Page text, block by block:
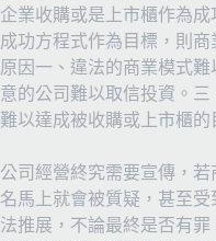
企業收購或是上市櫃作為
成功方程式作為目標，則商
原因一、違法的商業模式
意的公司難以取信投資。
難以達成被收購或上市櫃的
公司經營終究需要宣傳，
名馬上就會被質疑，甚至
法推展，不論最終是否有